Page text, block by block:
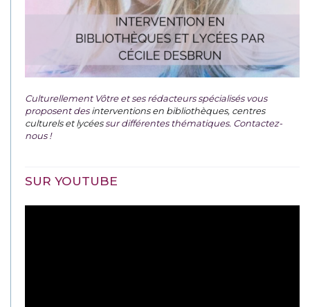
Culturellement Vôtre et ses rédacteurs spécialisés vous
proposent desinterventions en bibliothèques, centres
culturels et lycéessur différentes thématiques. Contactez-
nous !
SUR YOUTUBE